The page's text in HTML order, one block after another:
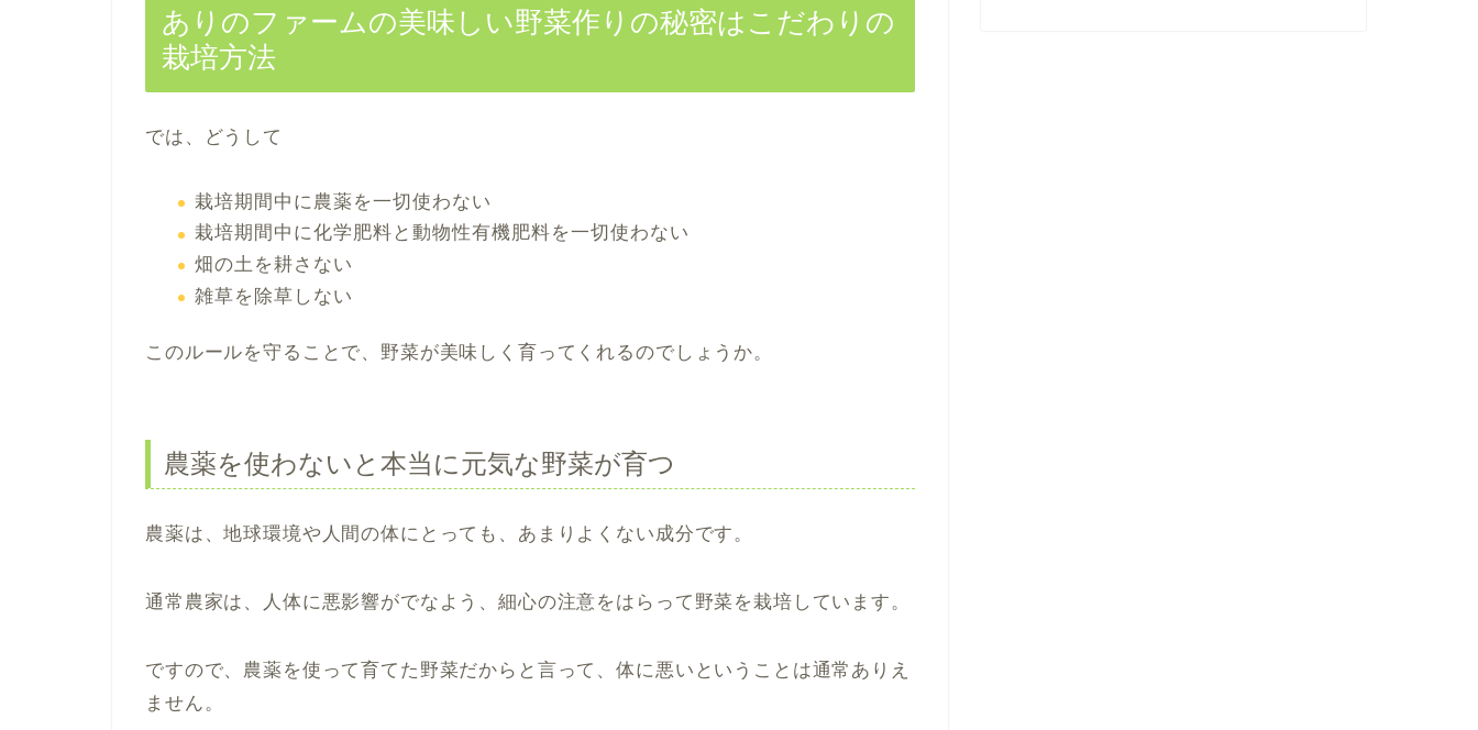
ありのファームの美味しい野菜作りの秘密はこだわりの
栽培方法
では、どうして
栽培期間中に農薬を一切使わない
栽培期間中に化学肥料と動物性有機肥料を一切使わない
畑の土を耕さない
雑草を除草しない
このルールを守ることで、野菜が美味しく育ってくれるのでしょうか。
農薬を使わないと本当に元気な野菜が育つ
農薬は、地球環境や人間の体にとっても、あまりよくない成分です。
通常農家は、人体に悪影響がでなよう、細心の注意をはらって野菜を栽培しています。
ですので、農薬を使って育てた野菜だからと言って、体に悪いということは通常ありえ
ません。